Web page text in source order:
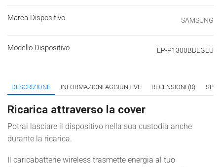
Marca Dispositivo SAMSUNG
Modello Dispositivo EP-P1300BBEGEU
DESCRIZIONE INFORMAZIONI AGGIUNTIVE RECENSIONI (0)
Ricarica attraverso la cover
Potrai lasciare il dispositivo nella sua custodia anche
durante la ricarica.
Il caricabatterie wireless trasmette energia al tuo